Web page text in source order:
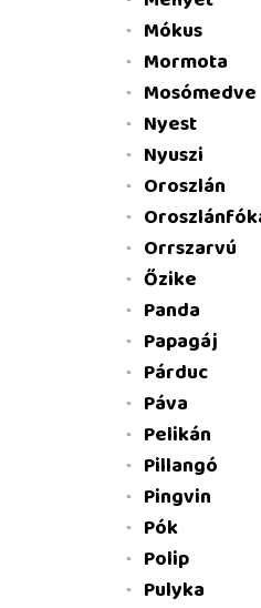
Mókus
Mormota
Mosómedve
Nyest
Nyuszi
Oroszlán
Orrszarvú
Őzike
Panda
Papagáj
Párduc
Páva
Pelikán
Pillangó
Pingvin
Pók
Polip
Pulyka